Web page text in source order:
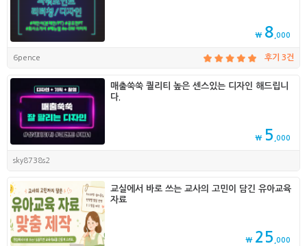
₩ 8 ,000
6pence 후기 3건
매출쑥쑥 퀄리티 높은 센스있는 디자인 해드립니
다.
₩ 5 ,000
sky8738s2
교실에서 바로 쓰는 교사의 고민이 담긴 유아교육
자료
₩ 25 ,000